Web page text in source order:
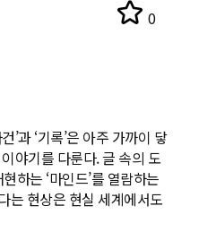
0
과 ‘기록’은 아주 가까이 닿
야기를 다룬다. 글 속의 도
하는 ‘마인드’를 열람하는
는 현상은 현실 세계에서도